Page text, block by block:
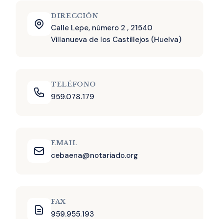
DIRECCIÓN
Calle Lepe, número 2 , 21540
Villanueva de los Castillejos (Huelva)
TELÉFONO
959.078.179
EMAIL
cebaena@notariado.org
FAX
959.955.193